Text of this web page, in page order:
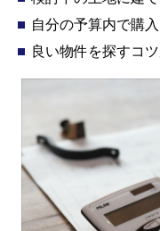
自分の予算内で購
良い物件を探すコ